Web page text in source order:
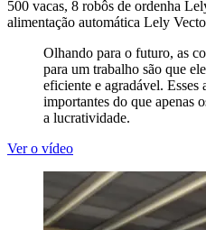
500 vacas, 8 robôs de ordenha
alimentação automática Lely
Olhando para o futuro, as
para um trabalho são que
eficiente e agradável. Esses
importantes do que apenas
a lucratividade.
Ver o vídeo